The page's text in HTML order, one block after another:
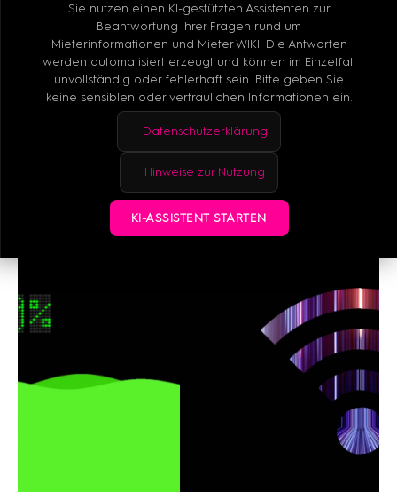
Sie nutzen einen KI-gestützten Assistenten zur
Beantwortung Ihrer Fragen rund um
Mieterinformationen und Mieter WIKI. Die Antworten
werden automatisiert erzeugt und können im Einzelfall
unvollständig oder fehlerhaft sein. Bitte geben Sie
keine sensiblen oder vertraulichen Informationen ein.
Datenschutzerklärung
Hinweise zur Nutzung
KI-ASSISTENT STARTEN